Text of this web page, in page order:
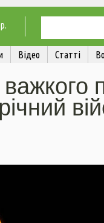
Відео Статті